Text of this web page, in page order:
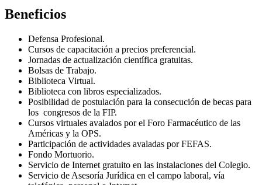
Beneficios
Defensa Profesional.
Cursos de capacitación a precios preferencial.
Jornadas de actualización científica gratuitas.
Bolsas de Trabajo.
Biblioteca Virtual.
Biblioteca con libros especializados.
Posibilidad de postulación para la consecución de becas para
los congresos de la FIP.
Cursos virtuales avalados por el Foro Farmacéutico de las
Américas y la OPS.
Participación de actividades avaladas por FEFAS.
Fondo Mortuorio.
Servicio de Internet gratuito en las instalaciones del Colegio.
Servicio de Asesoría Jurídica en el campo laboral, vía